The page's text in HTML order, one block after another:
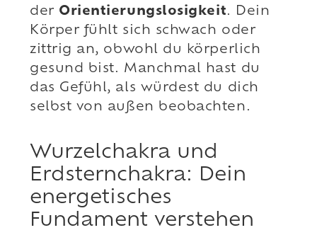
der Orientierungslosigkeit. Dein
Körper fühlt sich schwach oder
zittrig an, obwohl du körperlich
gesund bist. Manchmal hast du
das Gefühl, als würdest du dich
selbst von außen beobachten.
Wurzelchakra und
Erdsternchakra: Dein
energetisches
Fundament verstehen